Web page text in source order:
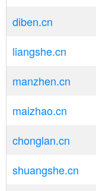
diben.cn
liangshe.cn
manzhen.cn
maizhao.cn
chonglan.cn
shuangshe.cn